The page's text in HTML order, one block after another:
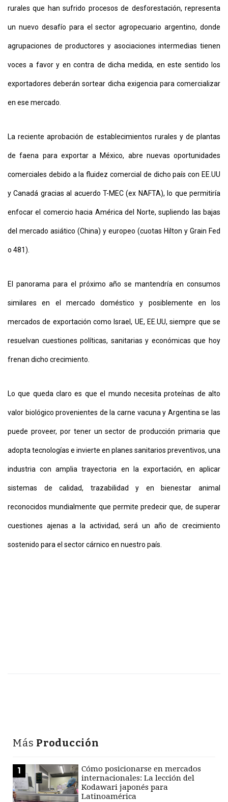
rurales que han sufrido procesos de desforestación, representa
un nuevo desafío para el sector agropecuario argentino, donde
agrupaciones de productores y asociaciones intermedias tienen
voces a favor y en contra de dicha medida, en este sentido los
exportadores deberán sortear dicha exigencia para comercializar
en ese mercado.
La reciente aprobación de establecimientos rurales y de plantas
de faena para exportar a México, abre nuevas oportunidades
comerciales debido a la fluidez comercial de dicho país con EE.UU
y Canadá gracias al acuerdo T-MEC (ex NAFTA), lo que permitiría
enfocar el comercio hacia América del Norte, supliendo las bajas
del mercado asiático (China) y europeo (cuotas Hilton y Grain Fed
o 481).
El panorama para el próximo año se mantendría en consumos
similares en el mercado doméstico y posiblemente en los
mercados de exportación como Israel, UE, EE.UU, siempre que se
resuelvan cuestiones políticas, sanitarias y económicas que hoy
frenan dicho crecimiento.
Lo que queda claro es que el mundo necesita proteínas de alto
valor biológico provenientes de la carne vacuna y Argentina se las
puede proveer, por tener un sector de producción primaria que
adopta tecnologías e invierte en planes sanitarios preventivos, una
industria con amplia trayectoria en la exportación, en aplicar
sistemas de calidad, trazabilidad y en bienestar animal
reconocidos mundialmente que permite predecir que, de superar
cuestiones ajenas a la actividad, será un año de crecimiento
sostenido para el sector cárnico en nuestro país.
Más Producción
1
Cómo posicionarse en mercados
internacionales: La lección del
Kodawari japonés para
Latinoamérica